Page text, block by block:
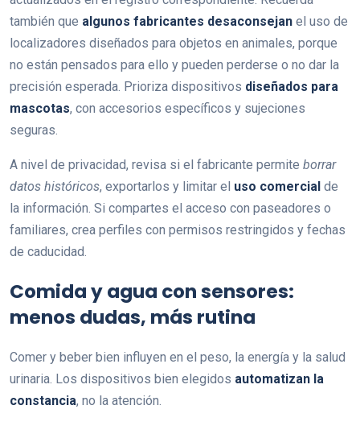
también que algunos fabricantes desaconsejan el uso de
localizadores diseñados para objetos en animales, porque
no están pensados para ello y pueden perderse o no dar la
precisión esperada. Prioriza dispositivos diseñados para
mascotas, con accesorios específicos y sujeciones
seguras.
A nivel de privacidad, revisa si el fabricante permite borrar
datos históricos, exportarlos y limitar el uso comercial de
la información. Si compartes el acceso con paseadores o
familiares, crea perfiles con permisos restringidos y fechas
de caducidad.
Comida y agua con sensores:
menos dudas, más rutina
Comer y beber bien influyen en el peso, la energía y la salud
urinaria. Los dispositivos bien elegidos automatizan la
constancia, no la atención.